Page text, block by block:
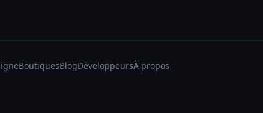
BoutiquesBlogDéveloppeursÀ propos